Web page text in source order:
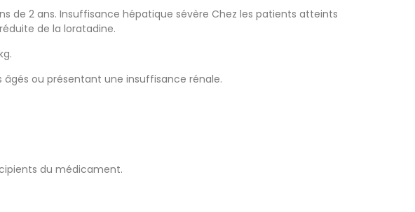
de 2 ans. Insuffisance hépatique sévère Chez les patients atteints
de la loratadine.
ou présentant une insuffisance rénale.
du médicament.